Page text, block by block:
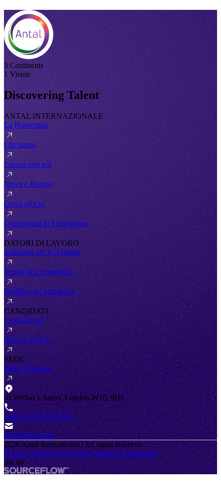
5 Continents
1 Vision
Discovering Talent
ANTAL INTERNAZIONALE
La Homepage
Chi siamo
Lavora con noi
News e Risorse
Cerca ufficio
Opportunità di Franchising
DATORI DI LAVORO
Soluzioni per le Aziende
Settori di Competenza
Pubblica un Annuncio
CANDIDATI
Cerca lavoro
Invia il tuo CV
SEDE
Sede di Londra
51 Welbeck Street, London W1G 9HL
+44 (0) 207 467 2520
info@antal.com
2026 Antal International | All rights reserved
Privacy PolicyCookie PolicyTerms & Conditions
site by
SourceFlow